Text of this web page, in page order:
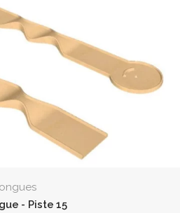
- Piste 15